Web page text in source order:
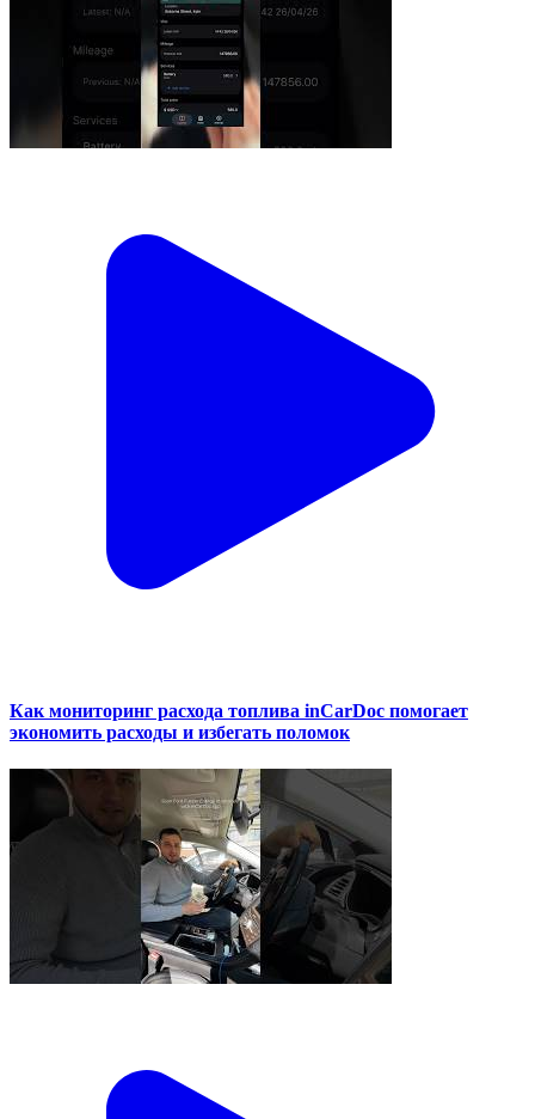
Как мониторинг расхода топлива inCarDoc помогает
экономить расходы и избегать поломок